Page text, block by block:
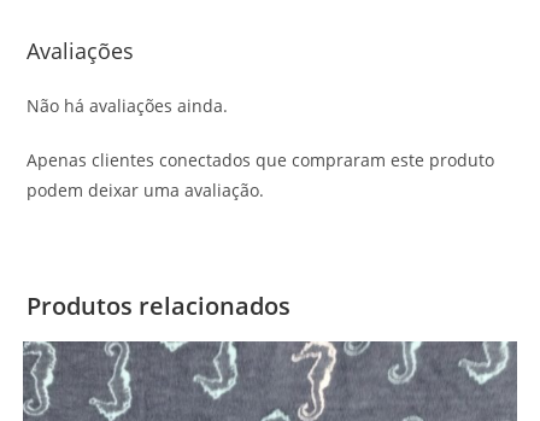
Avaliações
Não há avaliações ainda.
Apenas clientes conectados que compraram este produto
podem deixar uma avaliação.
Produtos relacionados